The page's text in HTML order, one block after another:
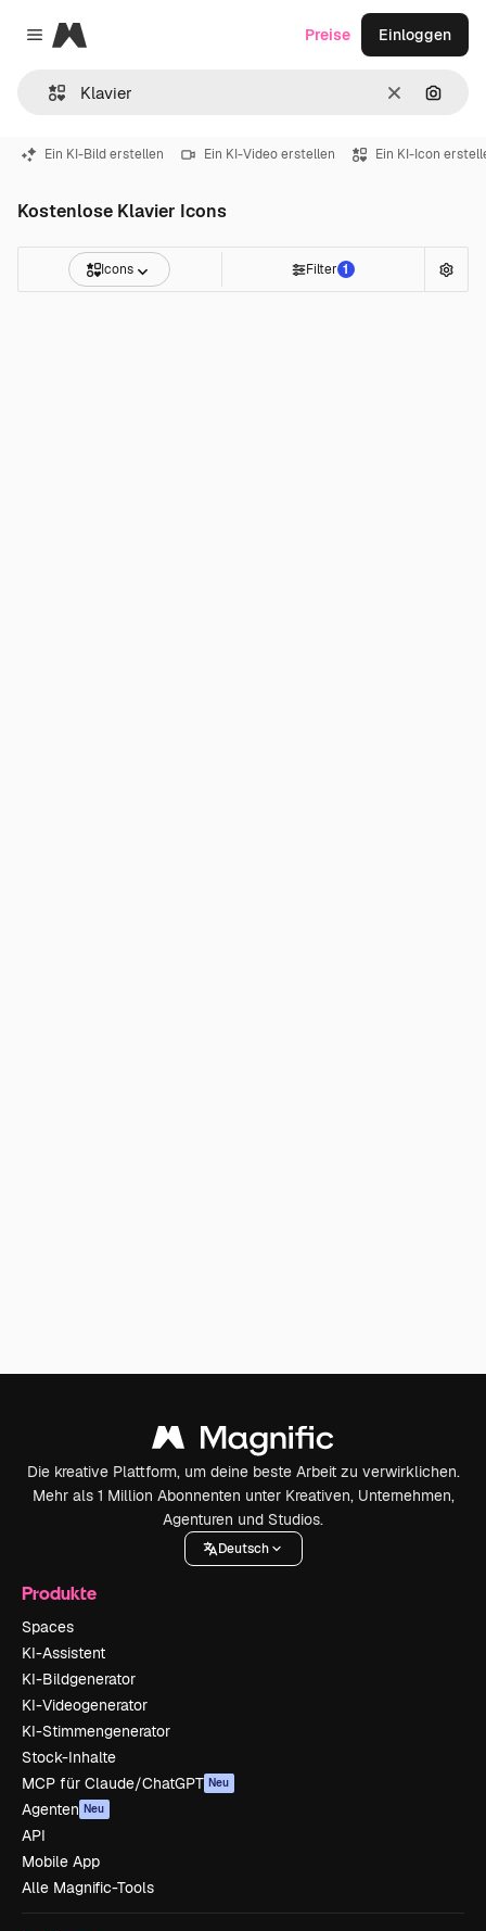
Close menu
Magnific
LöschenNach
Preise Einloggen
Ein KI-Bild erstellen Ein KI-Video erstellen Ein KI-Icon
Kostenlose Klavier Icons
Icons Filter 1
Die kreative Plattform, um deine beste Arbeit zu verwirklichen.
Mehr als 1 Million Abonnenten unter Kreativen, Unternehmen,
Agenturen und Studios.
Deutsch
Produkte
Spaces
KI-Assistent
KI-Bildgenerator
KI-Videogenerator
KI-Stimmengenerator
Stock-Inhalte
MCP für Claude/ChatGPT Neu
Agenten Neu
API
Mobile App
Alle Magnific-Tools